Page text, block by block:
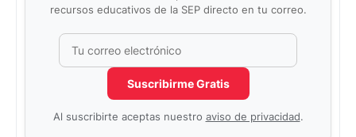
recursos educativos de la SEP directo en tu correo.
No completar este campo
Suscribirme Gratis
Al suscribirte aceptas nuestro aviso de privacidad.